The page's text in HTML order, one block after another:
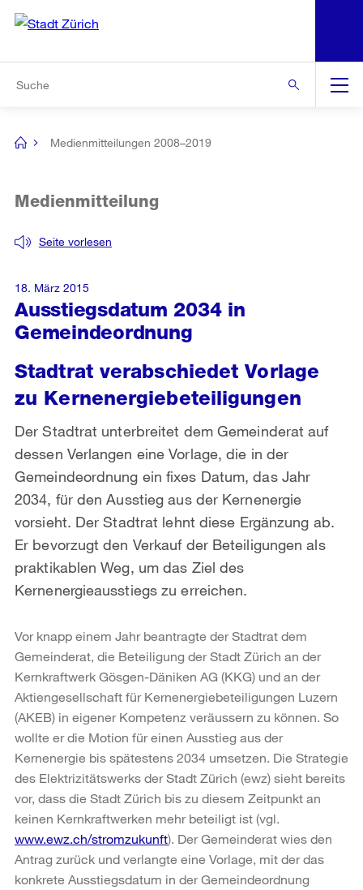
Navigation
[no
Medienmitteilungen 2008–2019
Ausstiegsdatum 2034 in
Gemeindeordnung
Seite vorlesen
Medienmitteilung
Stadtrat verabschiedet Vorlage
zu Kernenergiebeteiligungen
Der Stadtrat unterbreitet dem Gemeinderat auf
dessen Verlangen eine Vorlage, die in der
Gemeindeordnung ein fixes Datum, das Jahr
2034, für den Ausstieg aus der Kernenergie
vorsieht. Der Stadtrat lehnt diese Ergänzung ab.
Er bevorzugt den Verkauf der Beteiligungen als
praktikablen Weg, um das Ziel des
Kernenergieausstiegs zu erreichen.
18. März 2015
Vor knapp einem Jahr beantragte der Stadtrat dem
Gemeinderat, die Beteiligung der Stadt Zürich an der
Kernkraftwerk Gösgen-Däniken AG (KKG) und an der
Aktiengesellschaft für Kernenergiebeteiligungen Luzern
(AKEB) in eigener Kompetenz veräussern zu können. So
wollte er die Motion für einen Ausstieg aus der
Kernenergie bis spätestens 2034 umsetzen. Die Strategie
des Elektrizitätswerks der Stadt Zürich (ewz) sieht bereits
vor, dass die Stadt Zürich bis zu diesem Zeitpunkt an
keinen Kernkraftwerken mehr beteiligt ist (vgl.
www.ewz.ch/stromzukunft). Der Gemeinderat wies den
Antrag zurück und verlangte eine Vorlage, mit der das
konkrete Ausstiegsdatum in der Gemeindeordnung